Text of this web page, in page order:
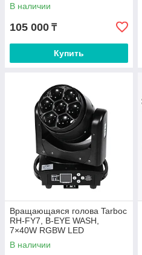
В наличии
105 000 ₸
Купить
Вращающаяся голова Tarboc
RH-FY7, B-EYE WASH,
7×40W RGBW LED
В наличии